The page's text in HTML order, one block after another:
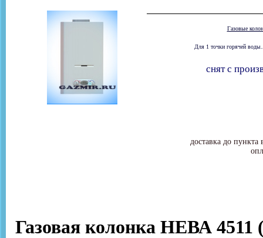
Газовые
Для 1 точки горячей
доставка до
снят с
Газовая колонка НЕВА 4511